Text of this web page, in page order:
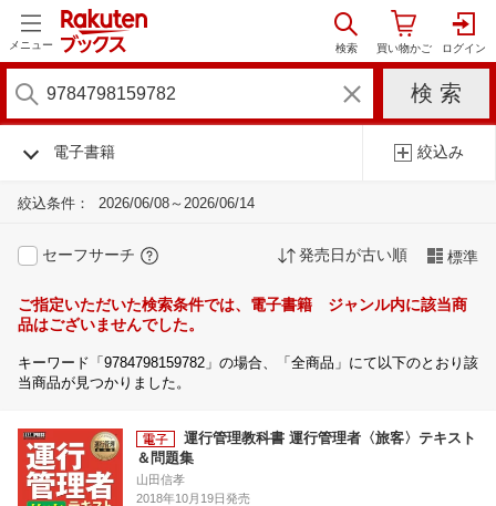
メニュー
電子書籍 絞込み
絞込条件： 2026/06/08～2026/06/14
セーフサーチ 発売日が古い順 標準
ご指定いただいた検索条件では、電子書籍 ジャンル内に該当商
品はございませんでした。
キーワード「9784798159782」の場合、「全商品」にて以下のとおり該
当商品が見つかりました。
運行管理教科書 運行管理者〈旅客〉テキスト
＆問題集
山田信孝
2018年10月19日発売